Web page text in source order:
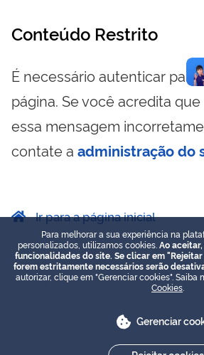
Conteúdo Restrito
É necessário autenticar para
página. Se você acredita
essa mensagem
contate a administração do
Ir para a página inicial
Para melhorar a sua experiência na
personalizados, utilizamos cookies. Ao
funcionalidades do site. Se clicar em "Rejeitar
forem estritamente necessários serão
autorizar, clique em "Gerenciar cookies". Saiba
Cookies
Gerenciar